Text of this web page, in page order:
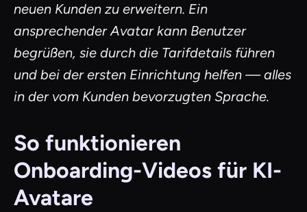
neuen Kunden zu erweitern. Ein
ansprechender Avatar kann Benutzer
begrüßen, sie durch die Tarifdetails führen
und bei der ersten Einrichtung helfen — alles
in der vom Kunden bevorzugten Sprache.
So funktionieren
Onboarding-Videos für KI-
Avatare